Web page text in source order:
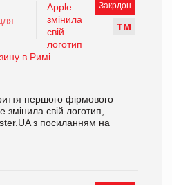
Закрдон
ТМ
Apple
змінила
свій
логотип
в Римі
першого фірмового
свій логотип,
з посиланням на